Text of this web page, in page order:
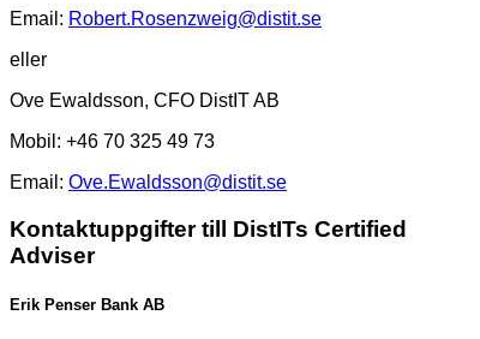
Email: Robert.Rosenzweig@distit.se
eller
Ove Ewaldsson, CFO DistIT AB
Mobil: +46 70 325 49 73
Email: Ove.Ewaldsson@distit.se
Kontaktuppgifter till DistITs Certified
Adviser
Erik Penser Bank AB